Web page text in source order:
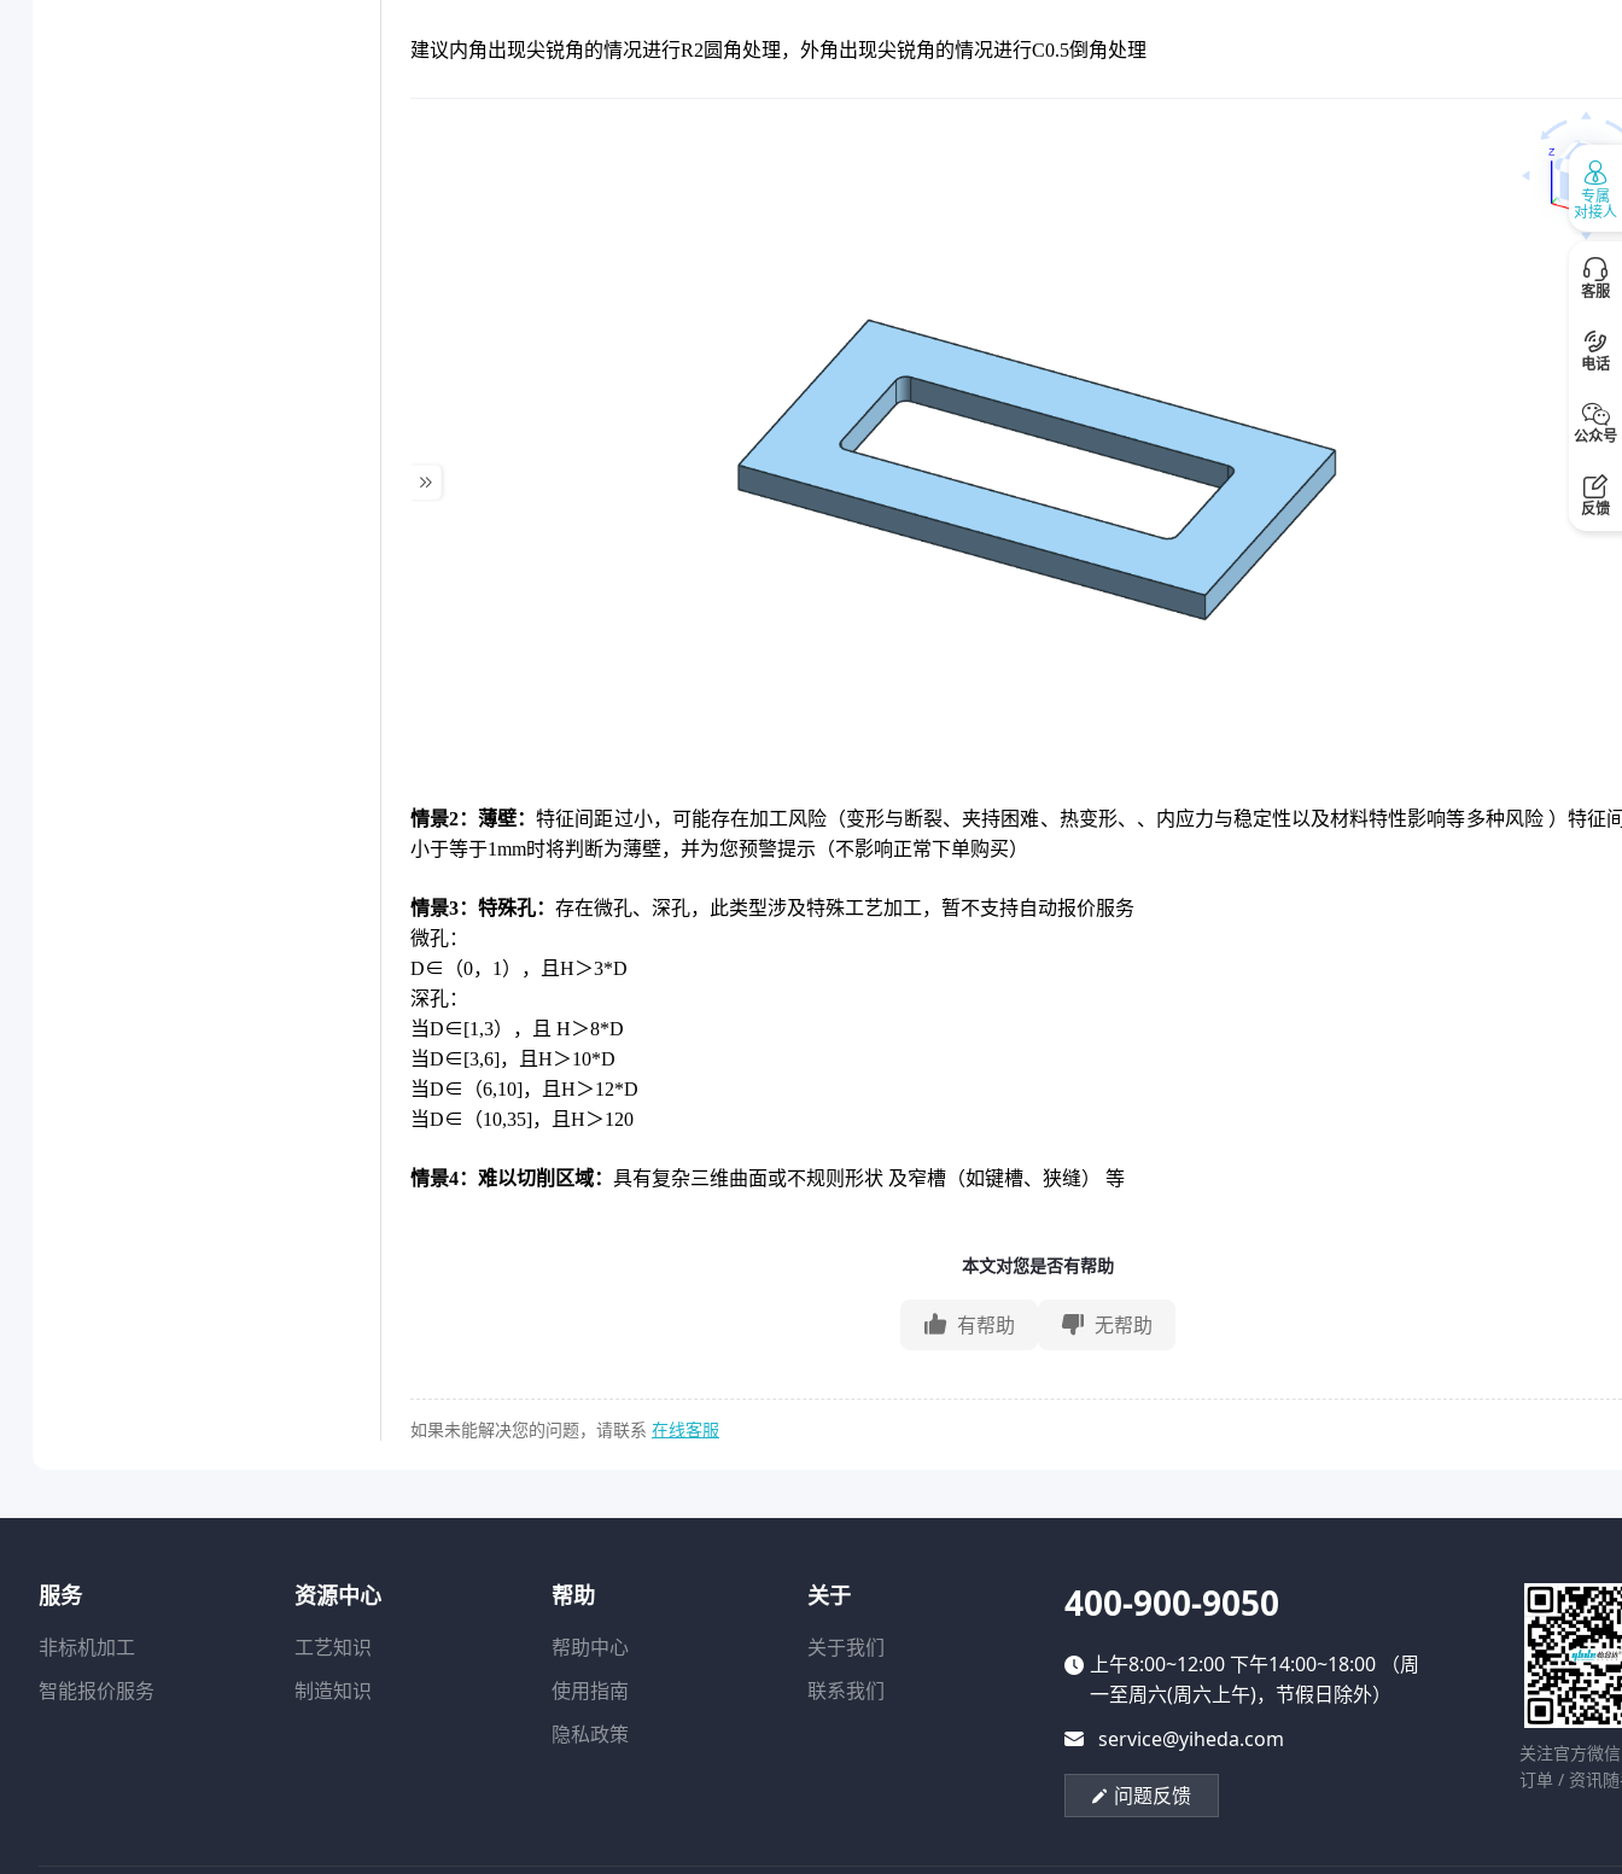
建议内角出现尖锐角的情况进行R2圆角处理，外角出现尖锐角的情况进行C0.5倒角处理
情景2：薄壁：特征间距过小，可能存在加工风险（变形与断裂、夹持困难、热变形、、内应力与稳定性以及材料特性影响等多种风险 ）特征
小于等于1mm时将判断为薄壁，并为您预警提示（不影响正常下单购买）
情景3：特殊孔： 存在微孔、深孔，此类型涉及特殊工艺加工，暂不支持自动报价服务
微孔：
D∈（0，1），且H＞3*D
深孔：
当D∈[1,3），且 H＞8*D
当D∈[3,6]，且H＞10*D
当D∈（6,10]，且H＞12*D
当D∈（10,35]，且H＞120
情景4：难以切削区域： 具有复杂三维曲面或不规则形状 及窄槽（如键槽、狭缝） 等
本文对您是否有帮助
有帮助 无帮助
如果未能解决您的问题，请联系 在线客服
专属
对接人
客服
电话
公众号
反馈
服务
非标机加工
智能报价服务
资源中心
工艺知识
制造知识
帮助
帮助中心
使用指南
隐私政策
关于
关于我们
联系我们
400-900-9050
上午8:00~12:00 下午14:00~18:00 （周
一至周六(周六上午)，节假日除外）
service@yiheda.com
问题反馈
关注官方微
订单 / 资讯